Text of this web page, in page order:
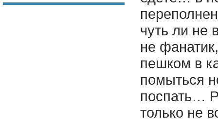
чуть ли не
не
пешком в
помыться
поспать…
только не